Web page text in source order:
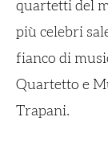
quartetti del
più celebri
fianco di
Quartetto e
Trapani.